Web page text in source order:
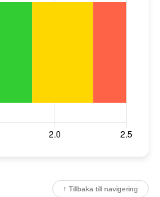
↑ Tillbaka till navigering